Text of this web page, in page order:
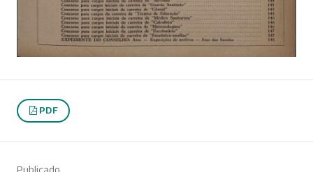
PDF
Publicado